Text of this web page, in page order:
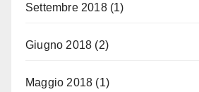
Settembre 2018(1)
Giugno 2018 (2)
Maggio 2018 (1)